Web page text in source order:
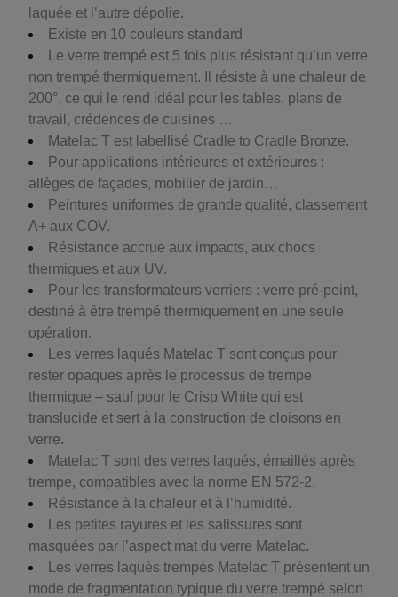
laquée et l’autre dépolie.
Existe en 10 couleurs standard
Le verre trempé est 5 fois plus résistant qu’un verre
non trempé thermiquement. Il résiste à une chaleur de
200°, ce qui le rend idéal pour les tables, plans de
travail, crédences de cuisines …
Matelac T est labellisé Cradle to Cradle Bronze.
Pour applications intérieures et extérieures :
allèges de façades, mobilier de jardin…
Peintures uniformes de grande qualité, classement
A+ aux COV.
Résistance accrue aux impacts, aux chocs
thermiques et aux UV.
Pour les transformateurs verriers : verre pré-peint,
destiné à être trempé thermiquement en une seule
opération.
Les verres laqués Matelac T sont conçus pour
rester opaques après le processus de trempe
thermique – sauf pour le Crisp White qui est
translucide et sert à la construction de cloisons en
verre.
Matelac T sont des verres laqués, émaillés après
trempe, compatibles avec la norme EN 572-2.
Résistance à la chaleur et à l’humidité.
Les petites rayures et les salissures sont
masquées par l’aspect mat du verre Matelac.
Les verres laqués trempés Matelac T présentent un
mode de fragmentation typique du verre trempé selon